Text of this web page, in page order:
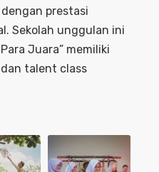
prestasi
Sekolah unggulan ini
Juara” memiliki
talent class